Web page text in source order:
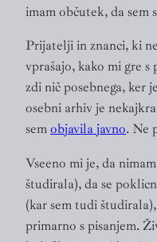
imam občutek, da sem
Prijatelji in znanci, ki
vprašajo, kako mi gre s
zdi nič posebnega, ker
osebni arhiv je
semobjavila javno. Ne
Vseeno mi je, da
študirala), da se
(kar sem tudi
primarno s pisanjem.